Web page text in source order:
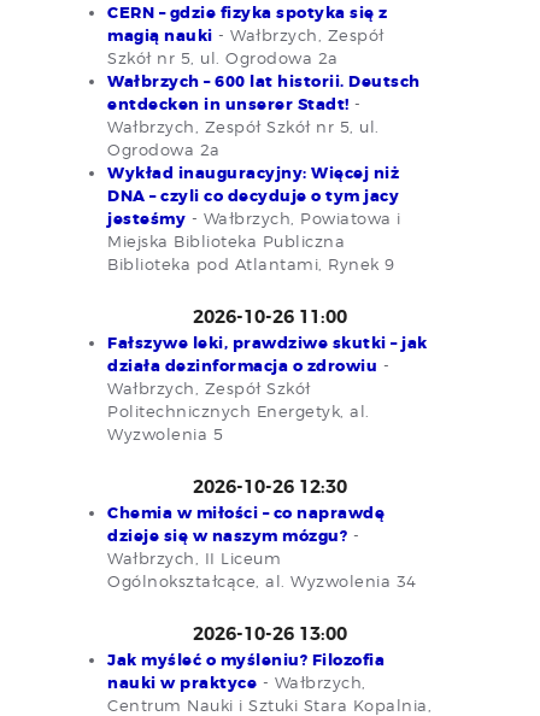
CERN – gdzie fizyka spotyka się z
magią nauki - Wałbrzych, Zespół
Szkół nr 5, ul. Ogrodowa 2a
Wałbrzych – 600 lat historii. Deutsch
entdecken in unserer Stadt! -
Wałbrzych, Zespół Szkół nr 5, ul.
Ogrodowa 2a
Wykład inauguracyjny: Więcej niż
DNA – czyli co decyduje o tym jacy
jesteśmy - Wałbrzych, Powiatowa i
Miejska Biblioteka Publiczna
Biblioteka pod Atlantami, Rynek 9
2026-10-26 11:00
Fałszywe leki, prawdziwe skutki – jak
działa dezinformacja o zdrowiu -
Wałbrzych, Zespół Szkół
Politechnicznych Energetyk, al.
Wyzwolenia 5
2026-10-26 12:30
Chemia w miłości – co naprawdę
dzieje się w naszym mózgu? -
Wałbrzych, II Liceum
Ogólnokształcące, al. Wyzwolenia 34
2026-10-26 13:00
Jak myśleć o myśleniu? Filozofia
nauki w praktyce - Wałbrzych,
Centrum Nauki i Sztuki Stara Kopalnia,